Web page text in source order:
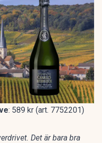
: 589 kr (art. 7752201)
Det är bara bra